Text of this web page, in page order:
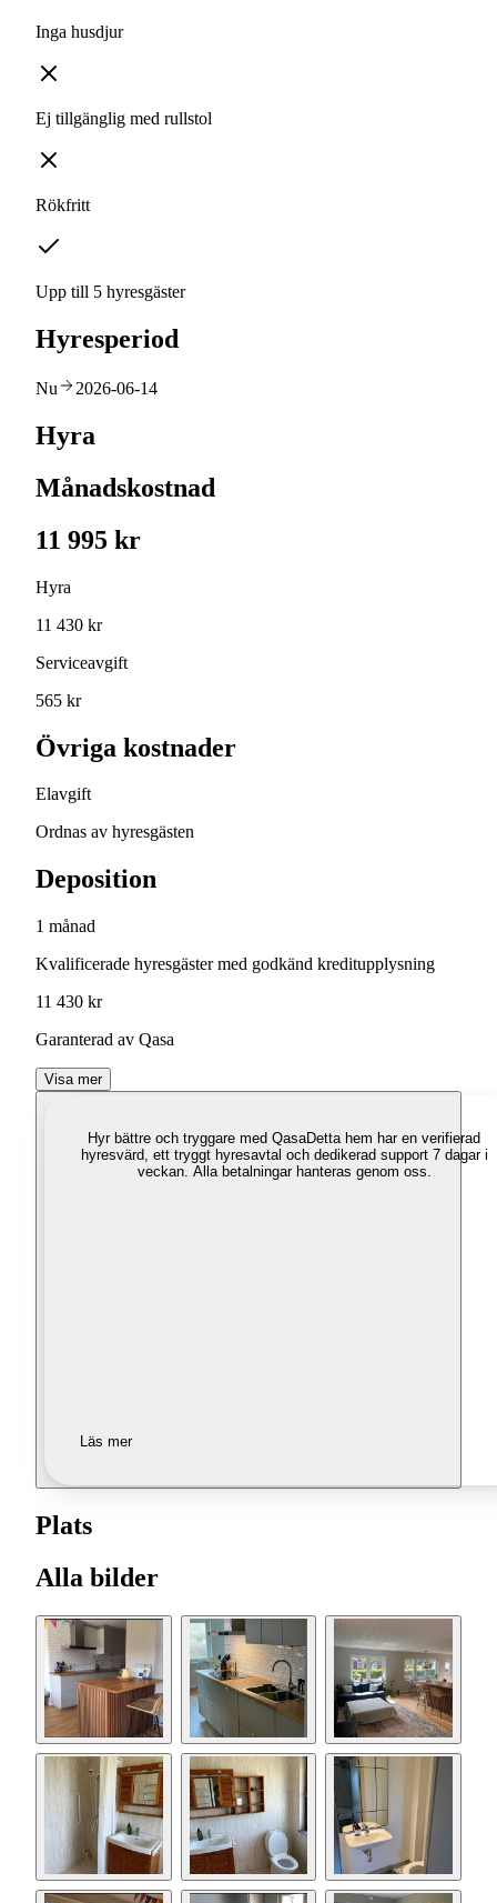
Inga husdjur
Ej tillgänglig med rullstol
Rökfritt
Upp till 5 hyresgäster
Hyresperiod
Nu 2026-06-14
Hyra
Månadskostnad
11 995 kr
Hyra
11 430 kr
Serviceavgift
565 kr
Övriga kostnader
Elavgift
Ordnas av hyresgästen
Deposition
1 månad
Kvalificerade hyresgäster med godkänd kreditupplysning
11 430 kr
Garanterad av Qasa
Visa mer
Hyr bättre och tryggare med QasaDetta hem har en verifierad
hyresvärd, ett tryggt hyresavtal och dedikerad support 7 dagar i
veckan. Alla betalningar hanteras genom oss.
Läs mer
Plats
Alla bilder